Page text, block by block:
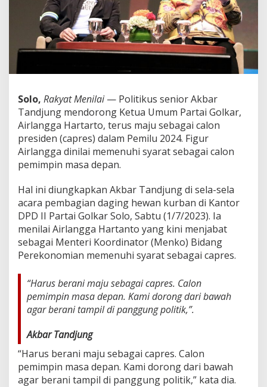
a
n
d
j
u
n
t
a
A
i
r
l
n
g
a
H
a
r
t
r
t
o
J
C
a
p
Solo, Rakyat Menilai— Politikus senior Akbar
Tandjung mendorong Ketua Umum Partai Golkar,
Airlangga Hartarto, terus maju sebagai calon
presiden (capres) dalam Pemilu 2024. Figur
Airlangga dinilai memenuhi syarat sebagai calon
pemimpin masa depan.
Hal ini diungkapkan Akbar Tandjung di sela-sela
acara pembagian daging hewan kurban di Kantor
DPD II Partai Golkar Solo, Sabtu (1/7/2023). Ia
menilai Airlangga Hartanto yang kini menjabat
sebagai Menteri Koordinator (Menko) Bidang
Perekonomian memenuhi syarat sebagai capres.
“Harus berani maju sebagai capres. Calon
pemimpin masa depan. Kami dorong dari bawah
agar berani tampil di panggung politik,”.
Akbar Tandjung
“Harus berani maju sebagai capres. Calon
pemimpin masa depan. Kami dorong dari bawah
agar berani tampil di panggung politik,” kata dia.